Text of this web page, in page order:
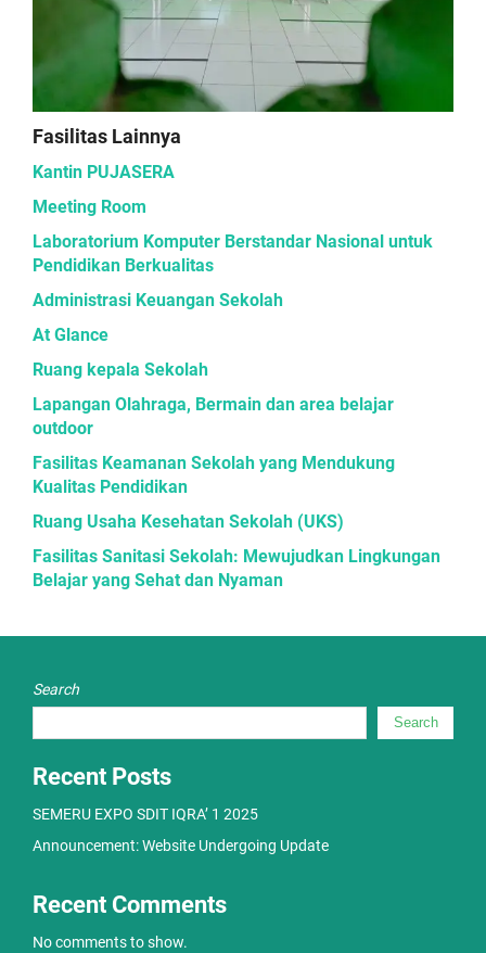
Fasilitas Lainnya
Kantin PUJASERA
Meeting Room
Laboratorium Komputer Berstandar Nasional untuk
Pendidikan Berkualitas
Administrasi Keuangan Sekolah
At Glance
Ruang kepala Sekolah
Lapangan Olahraga, Bermain dan area belajar
outdoor
Fasilitas Keamanan Sekolah yang Mendukung
Kualitas Pendidikan
Ruang Usaha Kesehatan Sekolah (UKS)
Fasilitas Sanitasi Sekolah: Mewujudkan Lingkungan
Belajar yang Sehat dan Nyaman
Search
Search
Recent Posts
SEMERU EXPO SDIT IQRA’ 1 2025
Announcement: Website Undergoing Update
Recent Comments
No comments to show.